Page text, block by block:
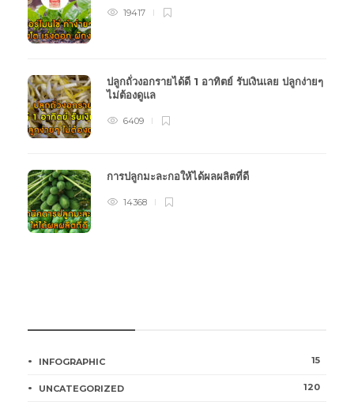
19417
ปลูกถั่วงอกรายได้ดี 1 อาทิตย์ รับเงินเลย ปลูกง่ายๆ
ไม่ต้องดูแล
6409
การปลูกมะละกอให้ได้ผลผลิตที่ดี
14368
INFOGRAPHIC 15
UNCATEGORIZED 120